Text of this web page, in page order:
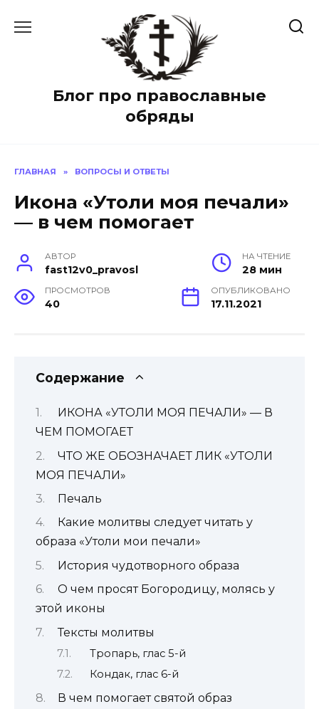
Блог про православные
обряды
ГЛАВНАЯ » ВОПРОСЫ И ОТВЕТЫ
Икона «Утоли моя печали»
— в чем помогает
АВТОР
fast12v0_pravosl
НА ЧТЕНИЕ
28 мин
ПРОСМОТРОВ
40
ОПУБЛИКОВАНО
17.11.2021
Содержание
ИКОНА «УТОЛИ МОЯ ПЕЧАЛИ» — В
ЧЕМ ПОМОГАЕТ
ЧТО ЖЕ ОБОЗНАЧАЕТ ЛИК «УТОЛИ
МОЯ ПЕЧАЛИ»
Печаль
Какие молитвы следует читать у
образа «Утоли мои печали»
История чудотворного образа
О чем просят Богородицу, молясь у
этой иконы
Тексты молитвы
Тропарь, глас 5-й
Кондак, глас 6-й
В чем помогает святой образ